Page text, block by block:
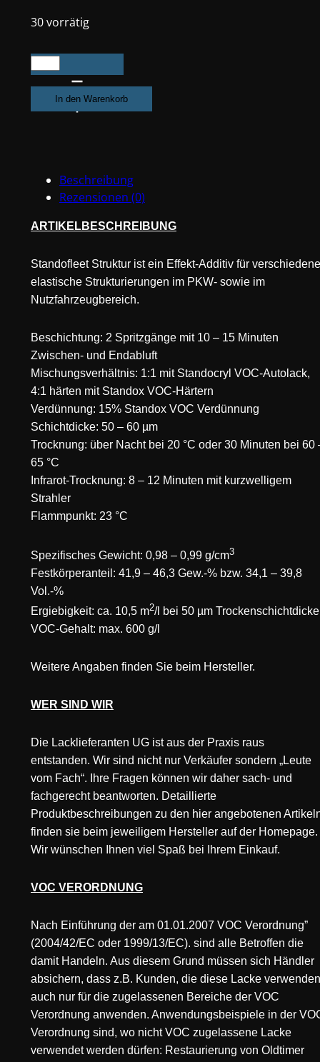
30 vorrätig
Standox
Standocryl
Struktur
In den Warenkorb
Beschreibung
Rezensionen (0)
ARTIKELBESCHREIBUNG
Standofleet Struktur ist ein Effekt-Additiv für verschiedene
elastische Strukturierungen im PKW- sowie im
Nutzfahrzeugbereich.
Beschichtung: 2 Spritzgänge mit 10 – 15 Minuten
Zwischen- und Endabluft
Mischungsverhältnis: 1:1 mit Standocryl VOC-Autolack,
4:1 härten mit Standox VOC-Härtern
Verdünnung: 15% Standox VOC Verdünnung
Schichtdicke: 50 – 60 µm
Trocknung: über Nacht bei 20 °C oder 30 Minuten bei 60
65 °C
Infrarot-Trocknung: 8 – 12 Minuten mit kurzwelligem
Strahler
Flammpunkt: 23 °C
Spezifisches Gewicht: 0,98 – 0,99 g/cm3
Festkörperanteil: 41,9 – 46,3 Gew.-% bzw. 34,1 – 39,8
Vol.-%
Ergiebigkeit: ca. 10,5 m2/l bei 50 µm Trockenschichtdicke
VOC-Gehalt: max. 600 g/l
Weitere Angaben finden Sie beim Hersteller.
WER SIND WIR
Die Lacklieferanten UG ist aus der Praxis raus
entstanden. Wir sind nicht nur Verkäufer sondern „Leute
vom Fach“. Ihre Fragen können wir daher sach- und
fachgerecht beantworten. Detaillierte
Produktbeschreibungen zu den hier angebotenen
finden sie beim jeweiligem Hersteller auf der Homepage.
Wir wünschen Ihnen viel Spaß bei Ihrem Einkauf.
VOC VERORDNUNG
Nach Einführung der am 01.01.2007 VOC Verordnung”
(2004/42/EC oder 1999/13/EC). sind alle Betroffen die
damit Handeln. Aus diesem Grund müssen sich Händler
absichern, dass z.B. Kunden, die diese Lacke
auch nur für die zugelassenen Bereiche der VOC
Verordnung anwenden. Anwendungsbeispiele in der
Verordnung sind, wo nicht VOC zugelassene Lacke
verwendet werden dürfen: Restaurierung von Oldtimer